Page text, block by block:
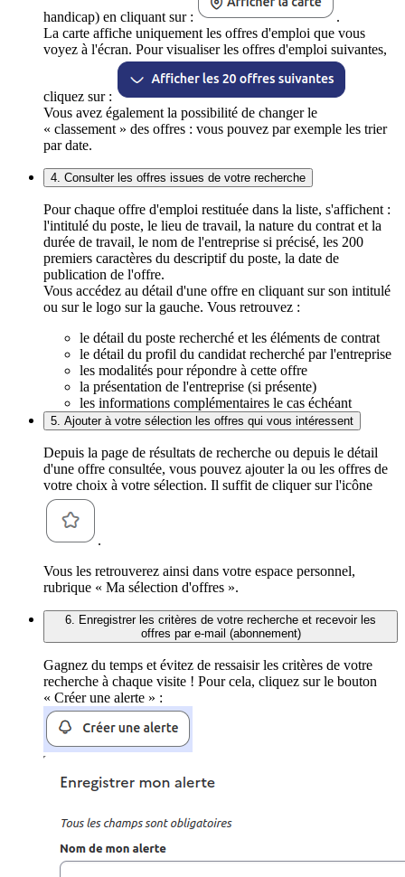
handicap) en cliquant sur :
.
La carte affiche uniquement les offres d'emploi que vous
voyez à l'écran. Pour visualiser les offres d'emploi suivantes,
cliquez sur :
Vous avez également la possibilité de changer le
« classement » des offres : vous pouvez par exemple les trier
par date.
4. Consulter les offres issues de votre recherche
Pour chaque offre d'emploi restituée dans la liste, s'affichent :
l'intitulé du poste, le lieu de travail, la nature du contrat et la
durée de travail, le nom de l'entreprise si précisé, les 200
premiers caractères du descriptif du poste, la date de
publication de l'offre.
Vous accédez au détail d'une offre en cliquant sur son intitulé
ou sur le logo sur la gauche. Vous retrouvez :
le détail du poste recherché et les éléments de contrat
le détail du profil du candidat recherché par l'entreprise
les modalités pour répondre à cette offre
la présentation de l'entreprise (si présente)
les informations complémentaires le cas échéant
5. Ajouter à votre sélection les offres qui vous intéressent
Depuis la page de résultats de recherche ou depuis le détail
d'une offre consultée, vous pouvez ajouter la ou les offres de
votre choix à votre sélection. Il suffit de cliquer sur l'icône
.
Vous les retrouverez ainsi dans votre espace personnel,
rubrique « Ma sélection d'offres ».
6. Enregistrer les critères de votre recherche et recevoir les
offres par e-mail (abonnement)
Gagnez du temps et évitez de ressaisir les critères de votre
recherche à chaque visite ! Pour cela, cliquez sur le bouton
« Créer une alerte » :